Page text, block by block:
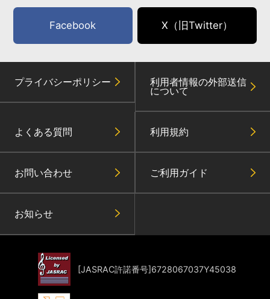
Facebook X（旧Twitter）
プライバシーポリシー 利用者情報の外部送信
について
よくある質問 利用規約
お問い合わせ ご利用ガイド
お知らせ
[JASRAC許諾番号]6728067037Y45038